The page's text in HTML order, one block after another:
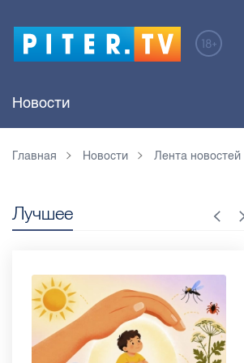
Новости
Главная Новости Лента новостей
Лучшее